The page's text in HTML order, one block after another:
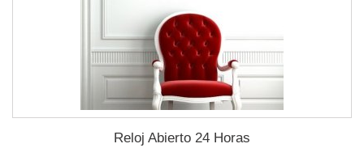
Reloj Abierto 24 Horas